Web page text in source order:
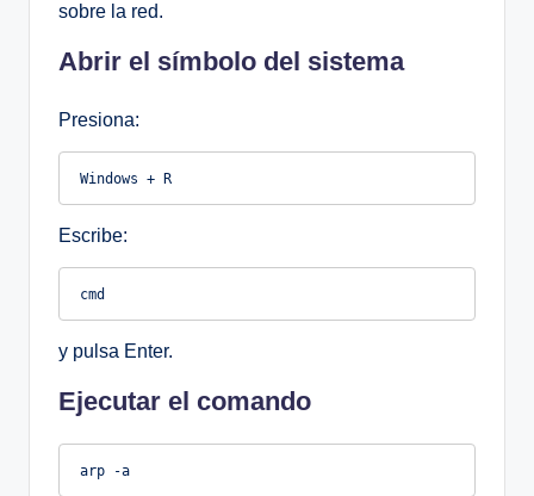
sobre la red.
Abrir el símbolo del sistema
Presiona:
Windows + R
Escribe:
y pulsa Enter.
Ejecutar el comando
arp -a